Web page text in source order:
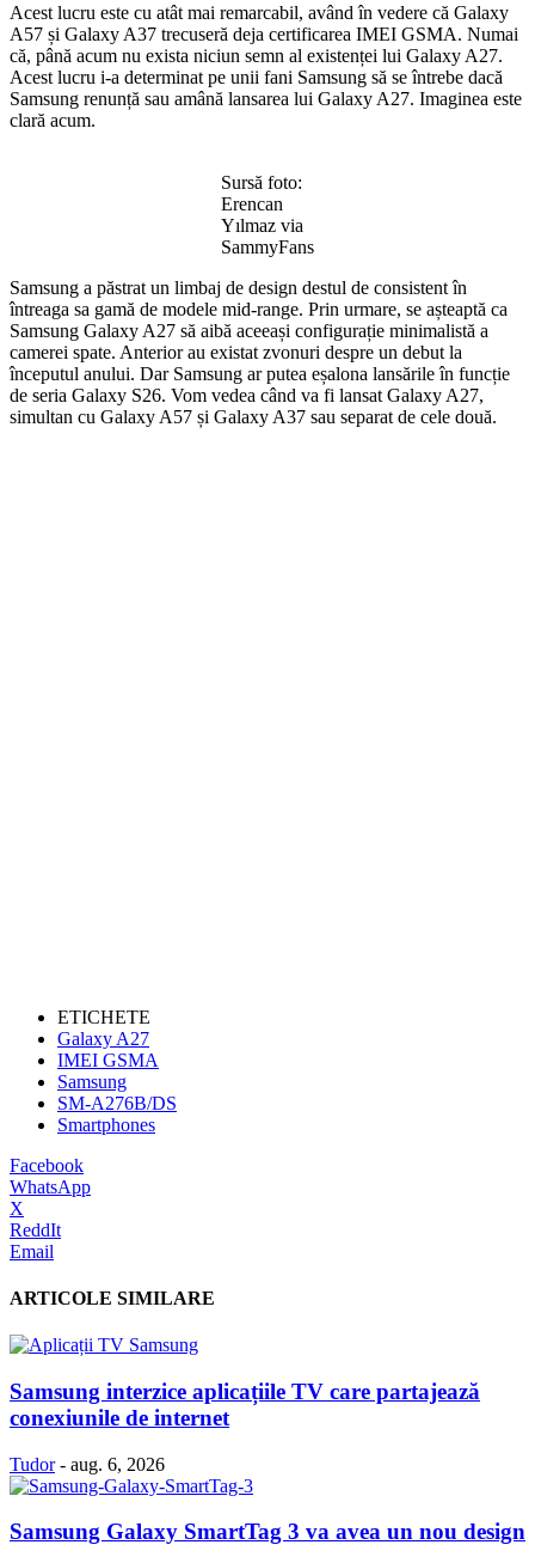
Acest lucru este cu atât mai remarcabil, având în vedere că Galaxy
A57 și Galaxy A37 trecuseră deja certificarea IMEI GSMA. Numai
că, până acum nu exista niciun semn al existenței lui Galaxy A27.
Acest lucru i-a determinat pe unii fani Samsung să se întrebe dacă
Samsung renunță sau amână lansarea lui Galaxy A27. Imaginea este
clară acum.
Sursă foto:
Erencan
Yılmaz via
SammyFans
Samsung a păstrat un limbaj de design destul de consistent în
întreaga sa gamă de modele mid-range. Prin urmare, se așteaptă ca
Samsung Galaxy A27 să aibă aceeași configurație minimalistă a
camerei spate. Anterior au existat zvonuri despre un debut la
începutul anului. Dar Samsung ar putea eșalona lansările în funcție
de seria Galaxy S26. Vom vedea când va fi lansat Galaxy A27,
simultan cu Galaxy A57 și Galaxy A37 sau separat de cele două.
ETICHETE
Galaxy A27
IMEI GSMA
Samsung
SM-A276B/DS
Smartphones
Facebook
WhatsApp
X
ReddIt
Email
ARTICOLE SIMILARE
Samsung interzice aplicațiile TV care partajează
conexiunile de internet
Tudor - aug. 6, 2026
Samsung Galaxy SmartTag 3 va avea un nou design